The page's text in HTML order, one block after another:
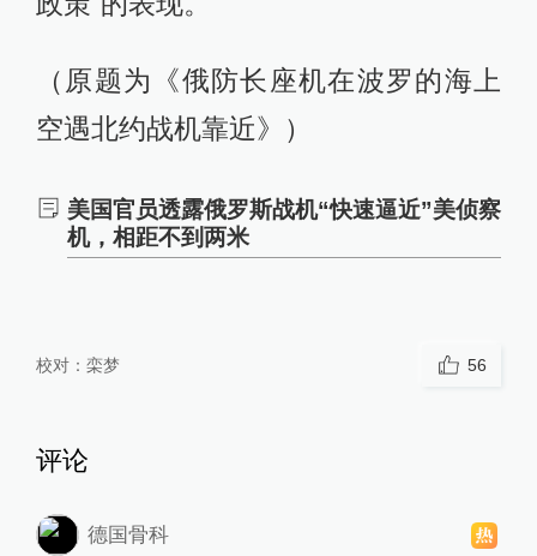
（原题为《俄防长座机在波罗的海上
空遇北约战机靠近》）
美国官员透露俄罗斯战机“快速逼近”美侦察
机，相距不到两米
校对： 栾梦 56
评论
德国骨科